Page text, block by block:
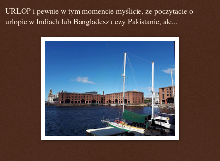
URLOP i pewnie w tym momencie myślicie, że poczytacie o
urlopie w Indiach lub Bangladeszu czy Pakistanie, ale...